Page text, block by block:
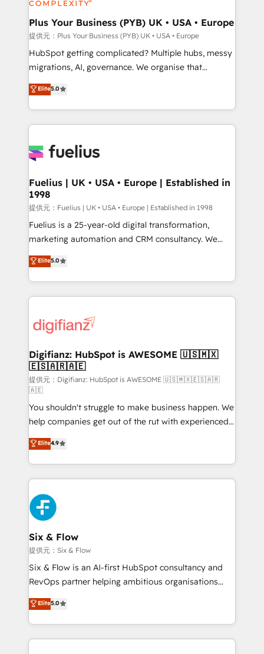
HubSpot Content Hub, WordPress development,
B2B SEO, paid media, and content. We work with
enterprise and growth-led companies across
technology, professional services, financial services
and industrial sectors. Offices in Johannesburg, Cape
implementations delivered. AI visibility coverage
across ChatGPT, Claude, Perplexity, Gemini and
Innovation HubSpot Impact Award - Platform
Migration Excellence HubSpot Impact Award -
professionals.
Plus Your Business (PYB) UK • USA • Europe
提供元：Plus Your Business (PYB) UK • USA • Europe
HubSpot getting complicated? Multiple hubs, messy
migrations, AI, governance. We organise that
complexity, so your team can put HubSpot to work...
Welcome to our Profile! We help with: • CRM
implementation, reports, workflows, and team
training • CRM migration from Salesforce, Pipedrive,
custom API integrations with ERP (and other
operations A little about us: • Boutique 'Elite' team of
12 • 150+ clients across Sales Hub, Marketing Hub,
Service Hub, Data Hub and CMS • ISO/IEC
27001:2022, ISO 9001:2015, and ISO 42001:2023
certified - the AI management standard • GuardHub:
Ready for the next step? Click the 👈 '𝗖𝗼𝗻𝘁𝗮𝗰𝘁
𝗯𝘂𝘀𝗶𝗻𝗲𝘀𝘀' button to get in touch (𝘸𝘦'𝘳𝘦 𝘴𝘶𝘱𝘦𝘳
Elite5.0
Fuelius | UK • USA • Europe | Established in
1998
提供元：Fuelius | UK • USA • Europe | Established in 1998
Fuelius is a 25-year-old digital transformation,
marketing automation and CRM consultancy. We
enable mid-market and enterprise clients to
maximise their return from digital and fuel their
growth. We modernise platforms, streamline
operations that are causing inefficiencies, improve
supercharge revenue operations Key services: • CRM
Transformation / Web Development • RevOps &
Sales Consulting • Marketing Automation What
makes us different? 🚀 Top 0.5% of global HubSpot
agencies ⚙️ The strongest technical ability and
integration capabilities 💼 Consultative, long-term
partners who will embed ourselves into your
business, processes and systems 🏢 We specialise in
working with mid-market and enterprise
organisations, global organisations and those with
complex use cases 🏆 CRM Implementation,
Platform Enablement, Custom Integration and
Onboarding Accredited 🔐 ISO27001 & ISO9001
Certified
Elite5.0
Digifianz: HubSpot is AWESOME 🇺🇸🇲🇽
🇪🇸🇦🇷🇦🇪
提供元：Digifianz: HubSpot is AWESOME 🇺🇸🇲🇽🇪🇸🇦🇷
🇦🇪
You shouldn't struggle to make business happen. We
help companies get out of the rut with experienced,
process-oriented teams implementing HubSpot
Marketing, Sales, Service, CMS and Operations Hub,
so selling and actually engaging with your customers
feels easy and pain-free. We are a top ranked
HubSpot Elite Partner, winner of Rookie of the Year
and Customer First Awards, 4.9/5 rating in HubSpot
Reviews and 4.9/5 rating in Clutch Reviews. Digifianz
helps the following industries: logistics & 3PL, home
improvement & construction, branding and
commercialization, real estate, health, education,
SaaS, Software Dev & IT and consulting, make the
the United States, EU, UAE, Mexico and Latin
America. From casual user to super fan: make
Elite4.9
Six & Flow
提供元：Six & Flow
Six & Flow is an AI-first HubSpot consultancy and
RevOps partner helping ambitious organisations
grow with clarity, confidence, and intelligence.
Operating across the UK, Netherlands, Ireland, and
Canada, we’ve delivered thousands of successful
HubSpot projects for mid-market and enterprise
Elite5.0